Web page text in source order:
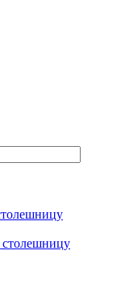
столешницу